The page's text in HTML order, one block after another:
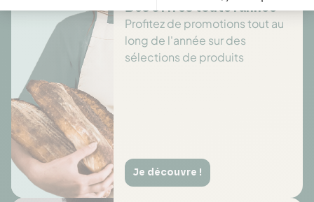
Des offres toute l’année
Profitez de promotions tout au
long de l'année sur des
sélections de produits
Je découvre !